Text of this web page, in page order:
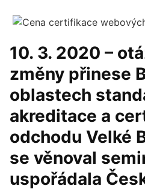
10. 3. 2020 –
změny přinese
oblastech
akreditace a
odchodu Velké
se věnoval
uspořádala